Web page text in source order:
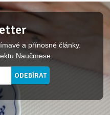
a přínosné články.
Naučmese.